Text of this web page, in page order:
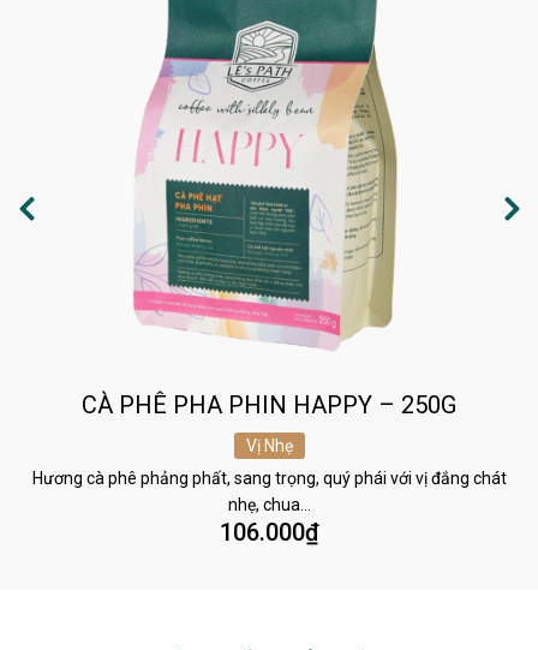
CÀ PHÊ PHA PHIN HAPPY – 250G
Vị Nhẹ
Hương cà phê phảng phất, sang trọng, quý phái với vị đắng chát
nhẹ, chua…
106.000₫